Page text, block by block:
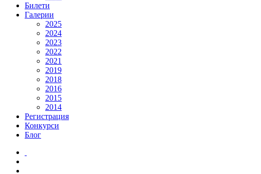
Билети
Галерии
2025
2024
2023
2022
2021
2019
2018
2016
2015
2014
Регистрация
Конкурси
Блог